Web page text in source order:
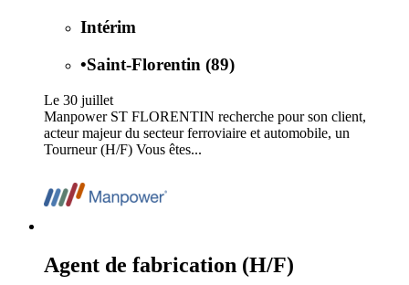
Intérim
•Saint-Florentin (89)
Le 30 juillet
Manpower ST FLORENTIN recherche pour son client,
acteur majeur du secteur ferroviaire et automobile, un
Tourneur (H/F) Vous êtes...
Agent de fabrication (H/F)